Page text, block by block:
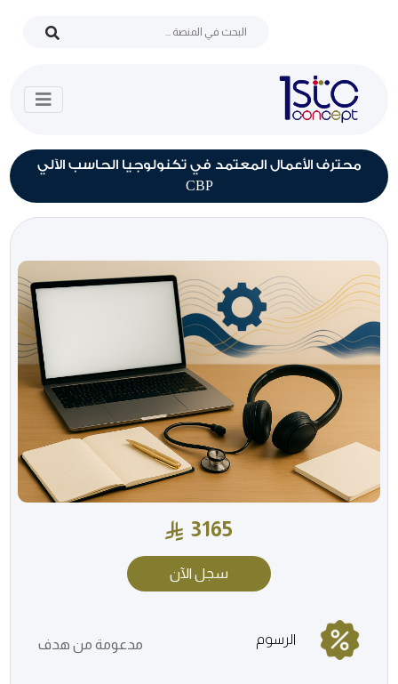
محترف الأعمال المعتمد في تكنولوجيا الحاسب الآلي
CBP
3165
سجل الآن
الرسوم مدعومة من هدف